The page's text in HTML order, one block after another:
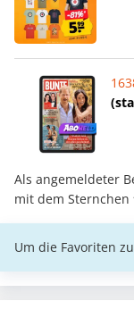
Als angemeldeter
mit dem Sternchen
Um die Favoriten